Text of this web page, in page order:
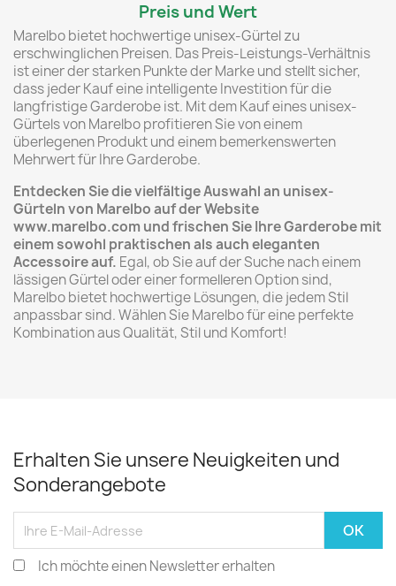
Preis und Wert
Marelbo bietet hochwertige unisex-Gürtel zu
erschwinglichen Preisen. Das Preis-Leistungs-Verhältnis
ist einer der starken Punkte der Marke und stellt sicher,
dass jeder Kauf eine intelligente Investition für die
langfristige Garderobe ist. Mit dem Kauf eines unisex-
Gürtels von Marelbo profitieren Sie von einem
überlegenen Produkt und einem bemerkenswerten
Mehrwert für Ihre Garderobe.
Entdecken Sie die vielfältige Auswahl an unisex-
Gürteln von Marelbo auf der Website
www.marelbo.com und frischen Sie Ihre Garderobe mit
einem sowohl praktischen als auch eleganten
Accessoire auf. Egal, ob Sie auf der Suche nach einem
lässigen Gürtel oder einer formelleren Option sind,
Marelbo bietet hochwertige Lösungen, die jedem Stil
anpassbar sind. Wählen Sie Marelbo für eine perfekte
Kombination aus Qualität, Stil und Komfort!
Erhalten Sie unsere Neuigkeiten und
Sonderangebote
Ich möchte einen Newsletter erhalten